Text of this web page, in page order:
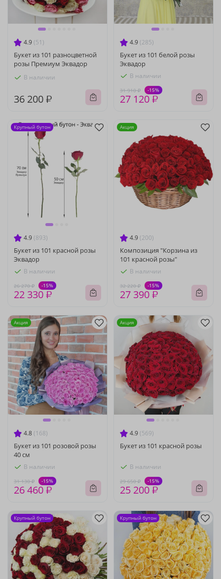
4.9 (51)
Букет из 101 разноцветной
розы Премиум Эквадор
В наличии
36 200 ₽
4.9 (285)
Букет из 101 белой розы
Эквадор
В наличии
31 910 ₽ -15%
27 120 ₽
4.9 (893)
Букет из 101 красной розы
Эквадор
В наличии
26 270 ₽ -15%
22 330 ₽
Крупный бутон
4.9 (200)
Композиция "Корзина из
101 красной розы"
В наличии
32 220 ₽ -15%
27 390 ₽
Акция
4.8 (168)
Букет из 101 розовой розы
40 см
В наличии
31 130 ₽ -15%
26 460 ₽
Акция
4.9 (569)
Букет из 101 красной розы
В наличии
29 650 ₽ -15%
25 200 ₽
Акция
Крупный бутон Крупный бутон